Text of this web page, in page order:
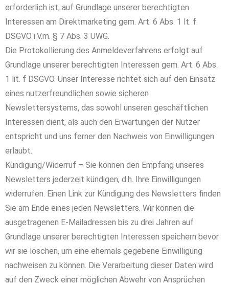
erforderlich ist, auf Grundlage unserer berechtigten
Interessen am Direktmarketing gem. Art. 6 Abs. 1 lt. f.
DSGVO i.V.m. § 7 Abs. 3 UWG.
Die Protokollierung des Anmeldeverfahrens erfolgt auf
Grundlage unserer berechtigten Interessen gem. Art. 6 Abs.
1 lit. f DSGVO. Unser Interesse richtet sich auf den Einsatz
eines nutzerfreundlichen sowie sicheren
Newslettersystems, das sowohl unseren geschäftlichen
Interessen dient, als auch den Erwartungen der Nutzer
entspricht und uns ferner den Nachweis von Einwilligungen
erlaubt.
Kündigung/Widerruf – Sie können den Empfang unseres
Newsletters jederzeit kündigen, d.h. Ihre Einwilligungen
widerrufen. Einen Link zur Kündigung des Newsletters finden
Sie am Ende eines jeden Newsletters. Wir können die
ausgetragenen E-Mailadressen bis zu drei Jahren auf
Grundlage unserer berechtigten Interessen speichern bevor
wir sie löschen, um eine ehemals gegebene Einwilligung
nachweisen zu können. Die Verarbeitung dieser Daten wird
auf den Zweck einer möglichen Abwehr von Ansprüchen